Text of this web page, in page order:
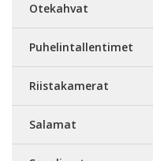
Otekahvat
Puhelintallentimet
Riistakamerat
Salamat